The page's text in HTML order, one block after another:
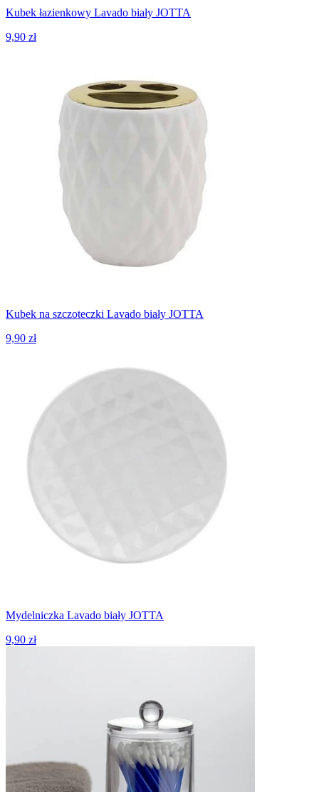
Kubek łazienkowy Lavado biały JOTTA
9,90 zł
Kubek na szczoteczki Lavado biały JOTTA
9,90 zł
Mydelniczka Lavado biały JOTTA
9,90 zł